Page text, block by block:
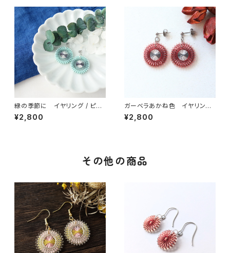
緑の季節に イヤリング / ピア
ス / ノンホールピアス
¥2,800
ガーベラあかね色 イヤリング
/ ピアス / ノンホールピアス
¥2,800
その他の商品